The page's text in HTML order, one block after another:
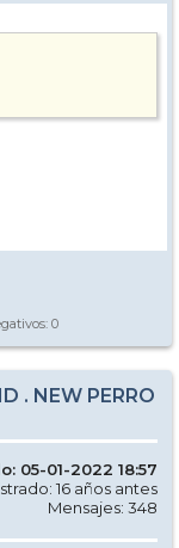
0
. NEW PERRO
05-01-2022 18:57
16 años antes
Mensajes: 348